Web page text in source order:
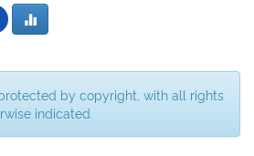
by copyright, with all rights
indicated.